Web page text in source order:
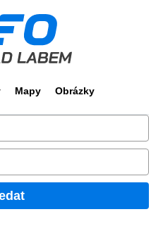
Mapy Obrázky